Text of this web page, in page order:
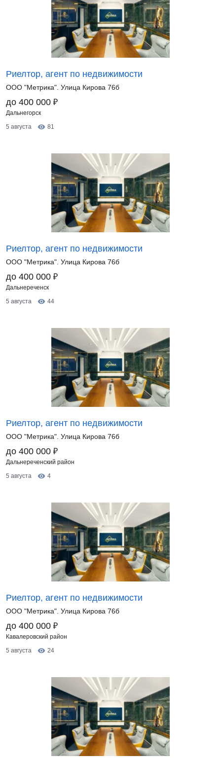
Риелтор, агент по недвижимости
ООО "Метрика". Улица Кирова 76б
до 400 000 ₽
Дальнегорск
5 августа
81
Риелтор, агент по недвижимости
ООО "Метрика". Улица Кирова 76б
до 400 000 ₽
Дальнереченск
5 августа
44
Риелтор, агент по недвижимости
ООО "Метрика". Улица Кирова 76б
до 400 000 ₽
Дальнереченский район
5 августа
4
Риелтор, агент по недвижимости
ООО "Метрика". Улица Кирова 76б
до 400 000 ₽
Кавалеровский район
5 августа
24